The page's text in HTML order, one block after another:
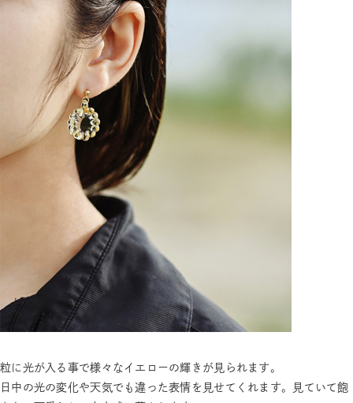
粒に光が入る事で様々なイエローの輝きが見られます。
日中の光の変化や天気でも違った表情を見せてくれます。見ていて飽